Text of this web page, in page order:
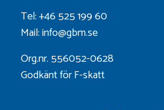
Tel: +46 525 199 60
Mail: info@gbm.se
Org.nr. 556052-0628
Godkänt för F-skatt